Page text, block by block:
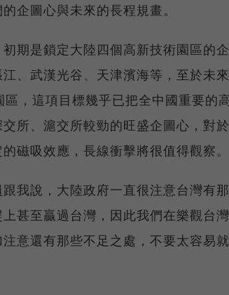
企圖心與未來的長程規畫。
期是鎖定大陸四個高新技術園區的
、武漢光谷、天津濱海等，至於未
，這項目標幾乎已把全中國重要的
所、滬交所較勁的旺盛企圖心，對
磁吸效應，長線衝擊將很值得觀察。
我說，大陸政府一直很注意台灣有
甚至贏過台灣，因此我們在樂觀台
意還有那些不足之處，不要太容易